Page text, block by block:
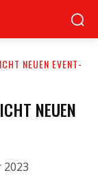
NEUEN EVENT-
NEUEN
2023